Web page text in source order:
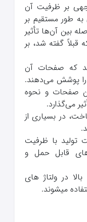
بر ظرفیت آن
طور مستقیم بر
بین آن‌ها تأثیر
قبلاً گفته شد، بر
که صفحات آن
را پوشش می‌دهند.
صفحات و نحوه
می‌گذارد.
در بسیاری از
تولید با ظرفیت
قابل حمل و
در ولتاژ های
میشوند.